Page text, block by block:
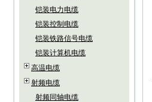
铠装电力电缆
铠装控制电缆
铠装铁路信号电缆
铠装计算机电缆
高温电缆
射频电缆
射频同轴电缆